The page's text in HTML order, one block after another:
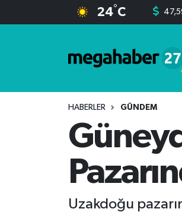
24°C
Dolar ve
HABERLER GÜNDEM
Uzakdoğu
Süper Lig Puan Durumu ve
Tüm Manşetler
Son Dakika Haberleri
Haber Arşivi